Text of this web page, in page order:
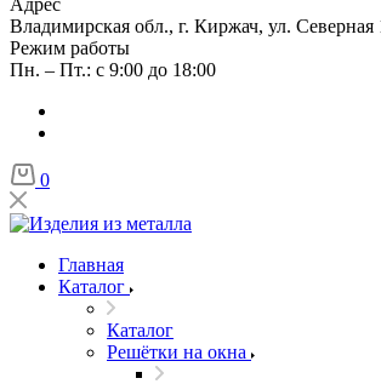
Адрес
Владимирская обл., г. Киржач, ул. Северная
Режим работы
Пн. – Пт.: с 9:00 до 18:00
0
Главная
Каталог
Каталог
Решётки на окна